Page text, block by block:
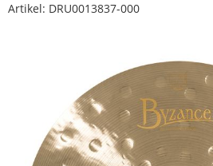
Artikel: DRU0013837-000